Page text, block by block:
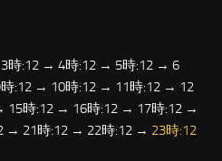
時:12 → 4時:12 → 5時:12 → 6
:12 → 10時:12 → 11時:12 → 12
15時:12 → 16時:12 → 17時:12 →
→ 21時:12 → 22時:12 → 23時:12